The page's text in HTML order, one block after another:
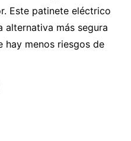
Este patinete eléctrico
alternativa más segura
hay menos riesgos de